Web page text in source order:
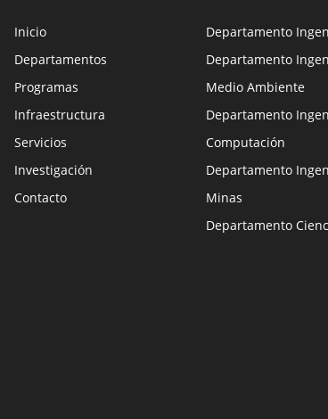
Inicio
Departamentos
Programas
Infraestructura
Servicios
Investigación
Contacto
Departamento
Departamento
Medio Ambiente
Departamento
Computación
Departamento
Minas
Departamento